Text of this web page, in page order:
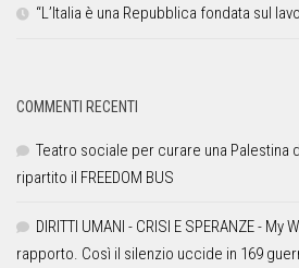
“L’Italia è una Repubblica fondata sul
COMMENTI RECENTI
Teatro sociale per curare una Palestina
ripartito il FREEDOM BUS
DIRITTI UMANI - CRISI E SPERANZE - My
rapporto. Così il silenzio uccide in 169